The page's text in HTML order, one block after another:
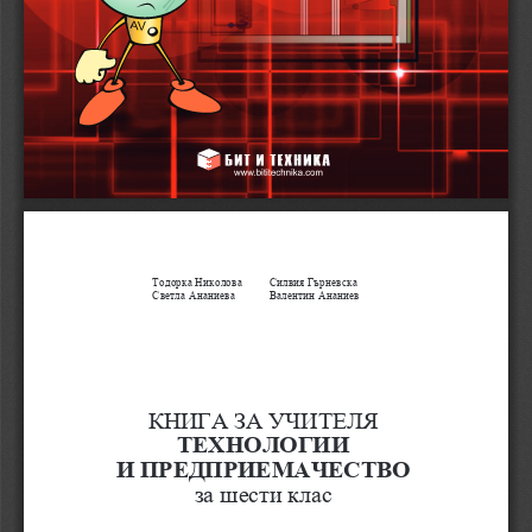
Тодорка Николова     Силвия Гърневска
  Светла
Ананиева Валентин Ананиев
КНИГА ЗА УЧИТЕЛЯ
ТЕХНОЛОГИИ
И ПРЕДПРИЕМАЧЕСТВО
за шести клас